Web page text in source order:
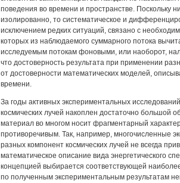
поведения во времени и пространстве. Поскольку
изолированно, то систематическое и
исключением редких ситуаций, связано с
которых из наблюдаемого суммарного потока
исследуемым потокам фоновыми, или наоборот,
что достоверность результата при применении
от достоверности математических моделей,
времени.
За годы активных экспериментальных
космических лучей накоплен достаточно большой
материал во многом носит фрагментарный
противоречивым. Так, например, многочисленные
разных компонент космических лучей не всегда
математическое описание вида энергетического
концепцией выбирается соответствующей
по полученным экспериментальным результатам